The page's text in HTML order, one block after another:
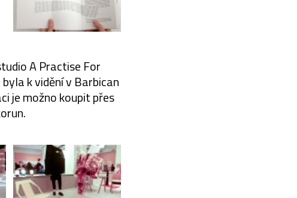
A Practise For
k vidění v Barbican
je možno koupit přes